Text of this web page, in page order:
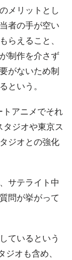
メリットとし
者の手が空い
らえること、
制作を介さず
がないため制
という。
トアニメでそれ
タジオや東京ス
ジオとの強化
サテライト中
問が挙がって
ているという
オも含め、